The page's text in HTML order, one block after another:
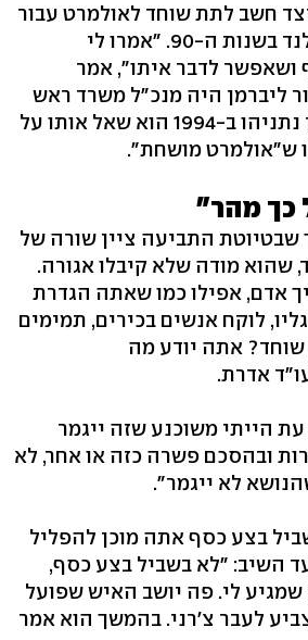
חשב לתת שוחד לאולמרט עבור
קידום פרויקט הולילנד בשנות ה-90. "אמרו לי
ושאפשר לדבר איתו", אמר
ליברמן היה מנכ"ל משרד ראש
הממשלה של בנימין נתניהו ב-1994 הוא שאל אותו על
ש"אולמרט מושחת".
כך מהר"
שבטיוטת התביעה ציין שורה של
שהוא מודה שלא קיבלו אגורה.
אדם, אפילו כמו שאתה הגדרת
לוקח אנשים בכירים, תמימים
אתה יודע מה
אדרת.
הייתי משוכנע שזה ייגמר
ובהסכם פשרה כזה או אחר, לא
לא ייגמר".
בצע כסף אתה מוכן להפליל
השיב: "לא בשביל בצע כסף,
לי. פה יושב האיש שפועל
לעבר צ'רני. בהמשך הוא אמר